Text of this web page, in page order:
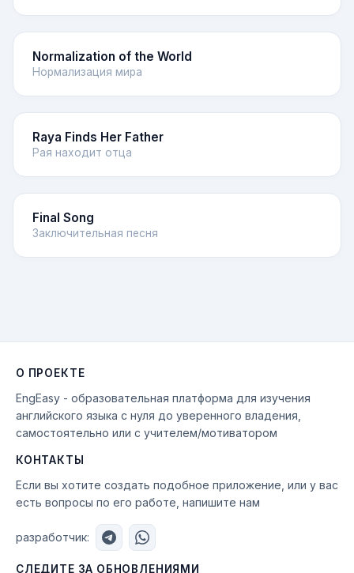
Normalization of the World
Нормализация мира
Raya Finds Her Father
Рая находит отца
Final Song
Заключительная песня
О ПРОЕКТЕ
EngEasy - образовательная платформа для изучения
английского языка с нуля до уверенного владения,
самостоятельно или с учителем/мотиватором
КОНТАКТЫ
Если вы хотите создать подобное приложение, или у вас
есть вопросы по его работе, напишите нам
разработчик:
СЛЕДИТЕ ЗА ОБНОВЛЕНИЯМИ